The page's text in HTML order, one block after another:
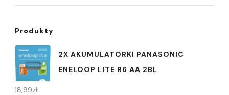
Produkty
2X AKUMULATORKI PANASONIC
ENELOOP LITE R6 AA 2BL
18,99zł